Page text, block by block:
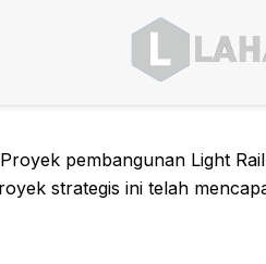
pembangunan Light
strategis ini telah